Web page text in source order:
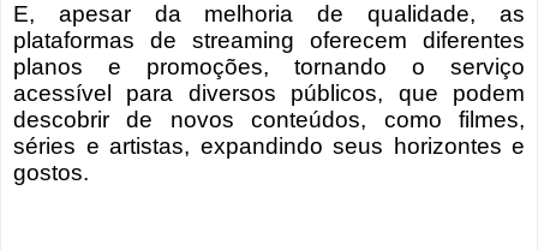
E, apesar da melhoria de qualidade, as
plataformas de streaming oferecem diferentes
planos e promoções, tornando o serviço
acessível para diversos públicos, que podem
descobrir de novos conteúdos, como filmes,
séries e artistas, expandindo seus horizontes e
gostos.